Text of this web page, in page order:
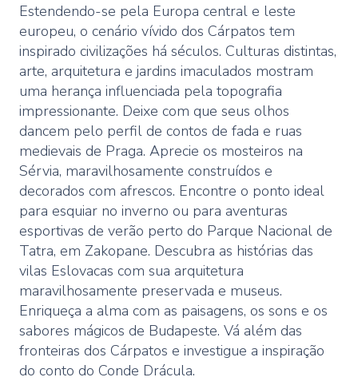
Estendendo-se pela Europa central e leste
europeu, o cenário vívido dos Cárpatos tem
inspirado civilizações há séculos. Culturas distintas,
arte, arquitetura e jardins imaculados mostram
uma herança influenciada pela topografia
impressionante. Deixe com que seus olhos
dancem pelo perfil de contos de fada e ruas
medievais de Praga. Aprecie os mosteiros na
Sérvia, maravilhosamente construídos e
decorados com afrescos. Encontre o ponto ideal
para esquiar no inverno ou para aventuras
esportivas de verão perto do Parque Nacional de
Tatra, em Zakopane. Descubra as histórias das
vilas Eslovacas com sua arquitetura
maravilhosamente preservada e museus.
Enriqueça a alma com as paisagens, os sons e os
sabores mágicos de Budapeste. Vá além das
fronteiras dos Cárpatos e investigue a inspiração
do conto do Conde Drácula.